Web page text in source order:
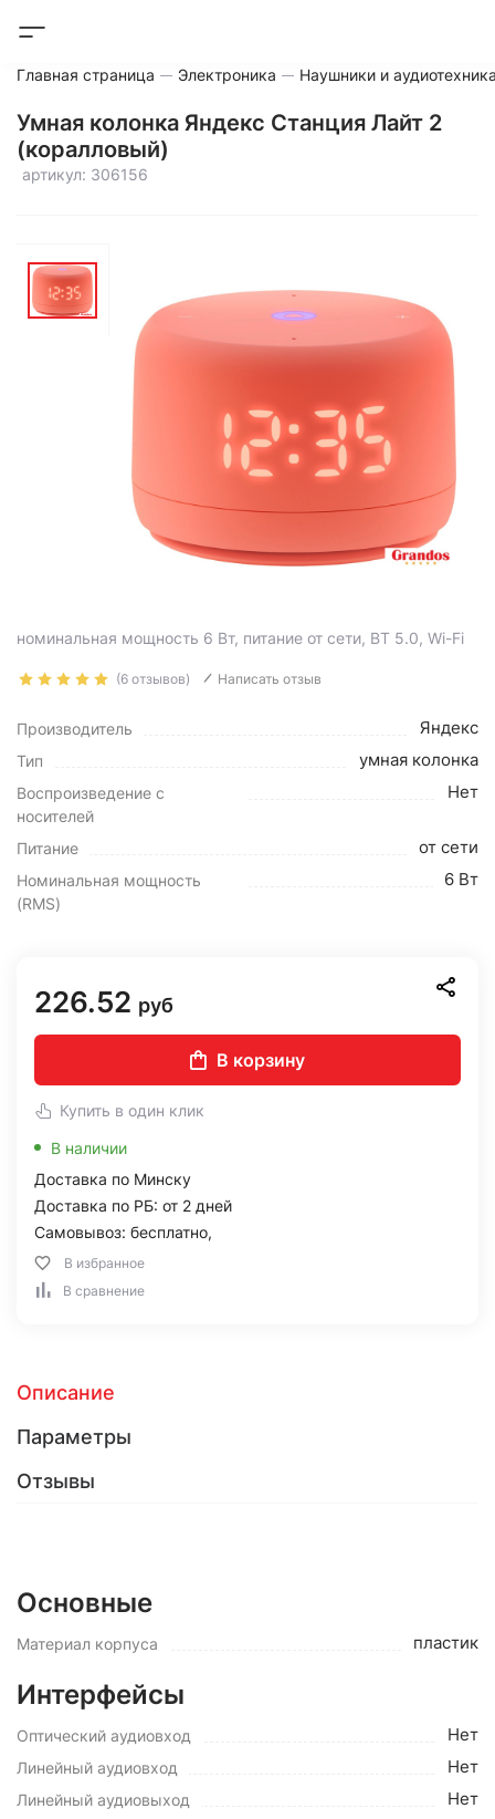
Главная страница Электроника Наушники и
Умная колонка Яндекс Станция Лайт 2
(коралловый)
артикул: 306156
номинальная мощность 6 Вт, питание от сети, BT 5.0, Wi-Fi
(6 отзывов) Написать отзыв
Производитель Яндекс
Тип умная колонка
Воспроизведение с
носителей
Нет
Питание от сети
Номинальная мощность
(RMS)
6 Вт
226.52 руб
В корзину
Купить в один клик
В наличии
Доставка по Минску
Доставка по РБ: от 2 дней
Самовывоз: бесплатно,
В избранное
В сравнение
Описание
Параметры
Отзывы
Основные
Материал корпуса пластик
Интерфейсы
Оптический аудиовход Нет
Линейный аудиовход Нет
Линейный аудиовыход Нет